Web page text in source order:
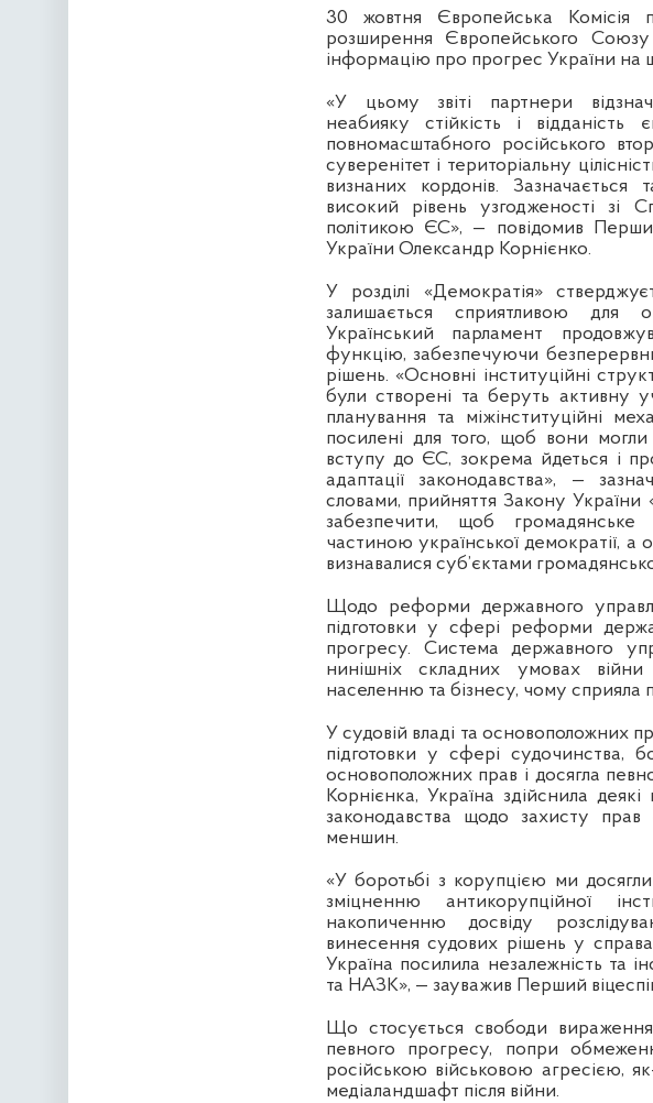
30 жовтня Європейська Комісія
розширення Європейського
інформацію про прогрес України на
«У цьому звіті партнери
неабияку стійкість і
повномасштабного російського
суверенітет і територіальну
визнаних кордонів.
високий рівень узгодженості зі
політикою ЄС», — повідомив
України Олександр Корнієнко.
У розділі «Демократія»
залишається сприятливою для
Український парламент
функцію, забезпечуючи
рішень. «Основні інституційні
були створені та беруть активну
планування та міжінституційні
посилені для того, щоб вони
вступу до ЄС, зокрема йдеться і
адаптації законодавства», —
словами, прийняття Закону України
забезпечити, щоб громадянське
частиною української демократії, а
визнавалися суб’єктами
Щодо реформи державного
підготовки у сфері реформи
прогресу. Система державного
нинішніх складних умовах
населенню та бізнесу, чому сприяла
У судовій владі та основоположних
підготовки у сфері судочинства,
основоположних прав і досягла
Корнієнка, Україна здійснила
законодавства щодо захисту прав
меншин.
«У боротьбі з корупцією ми
зміцненню антикорупційної
накопиченню досвіду
винесення судових рішень у
Україна посилила незалежність та
та НАЗК», — зауважив Перший
Що стосується свободи
певного прогресу, попри
російською військовою агресією,
медіаландшафт після війни.